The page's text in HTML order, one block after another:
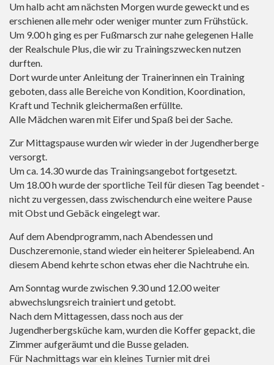
Um halb acht am nächsten Morgen wurde geweckt und es
erschienen alle mehr oder weniger munter zum Frühstück.
Um 9.00 h ging es per Fußmarsch zur nahe gelegenen Halle
der Realschule Plus, die wir zu Trainingszwecken nutzen
durften.
Dort wurde unter Anleitung der Trainerinnen ein Training
geboten, dass alle Bereiche von Kondition, Koordination,
Kraft und Technik gleichermaßen erfüllte.
Alle Mädchen waren mit Eifer und Spaß bei der Sache.
Zur Mittagspause wurden wir wieder in der Jugendherberge
versorgt.
Um ca. 14.30 wurde das Trainingsangebot fortgesetzt.
Um 18.00 h wurde der sportliche Teil für diesen Tag beendet -
nicht zu vergessen, dass zwischendurch eine weitere Pause
mit Obst und Gebäck eingelegt war.
Auf dem Abendprogramm, nach Abendessen und
Duschzeremonie, stand wieder ein heiterer Spieleabend. An
diesem Abend kehrte schon etwas eher die Nachtruhe ein.
Am Sonntag wurde zwischen 9.30 und 12.00 weiter
abwechslungsreich trainiert und getobt.
Nach dem Mittagessen, dass noch aus der
Jugendherbergsküche kam, wurden die Koffer gepackt, die
Zimmer aufgeräumt und die Busse geladen.
Für Nachmittags war ein kleines Turnier mit drei